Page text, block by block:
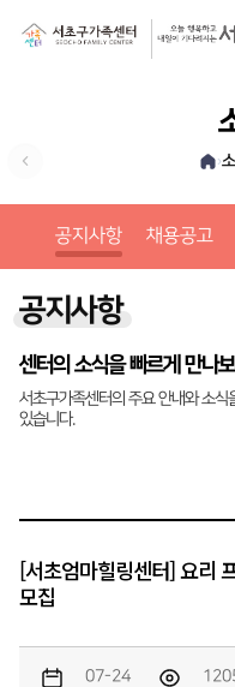
›
공지사항 채용공고
공지사항
센터의 소식을 빠르게 만나
서초구가족센터의 주요 안내와 소식
있습니다.
[서초엄마힐링센터] 요리
모집
07-24